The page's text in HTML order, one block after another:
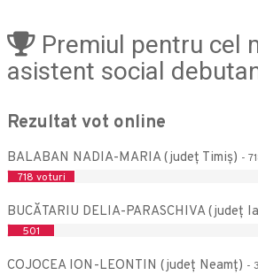
Premiul pentru cel
asistent social
Rezultat vot online
BALABAN NADIA-MARIA (județ Timiş) -
718 voturi
BUCĂTARIU DELIA-PARASCHIVA (județ
501
COJOCEA ION-LEONTIN (județ Neamţ) -